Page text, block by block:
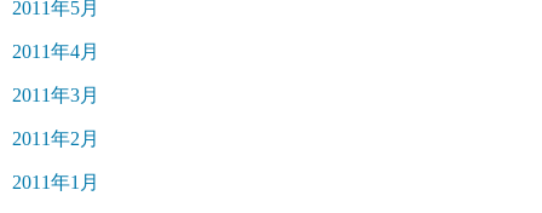
2011年5月
2011年4月
2011年3月
2011年2月
2011年1月